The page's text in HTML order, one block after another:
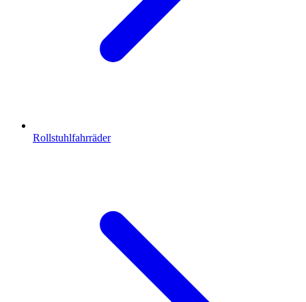
Rollstuhlfahrräder